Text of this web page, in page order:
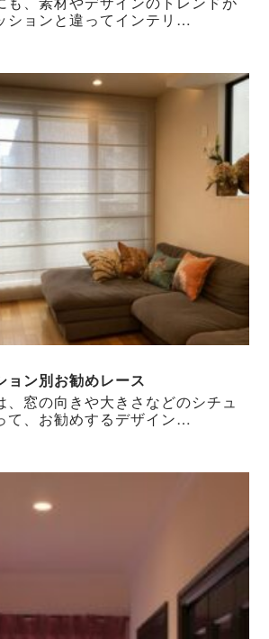
ションと違ってインテリ…
ョン別お勧めレース
、窓の向きや大きさなどのシチュ
て、お勧めするデザイン…